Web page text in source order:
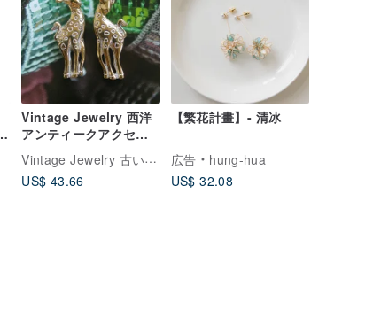
Vintage Jewelry 西洋
アンティークアクセサ
リー Avon キリン
2WAY ピアス
Vintage Jewelry 古い時 ジュエリー
US$ 43.66
【繁花計畫】- 清冰
広告
hung-hua
US$ 32.08